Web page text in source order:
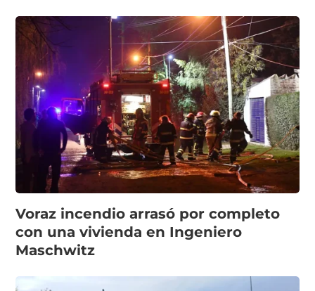
Voraz incendio arrasó por completo
con una vivienda en Ingeniero
Maschwitz